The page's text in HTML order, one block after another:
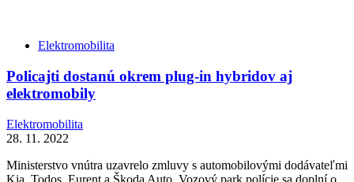
Elektromobilita
Policajti dostanú okrem plug-in hybridov aj
elektromobily
Elektromobilita
28. 11. 2022
Ministerstvo vnútra uzavrelo zmluvy s automobilovými dodávateľmi
Kia, Todos, Eurent a Škoda Auto. Vozový park polície sa doplní o